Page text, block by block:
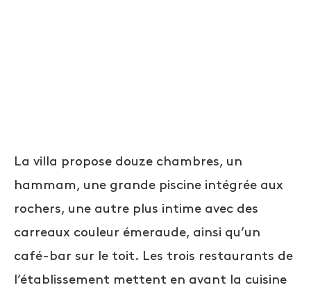
La villa propose douze chambres, un
hammam, une grande piscine intégrée aux
rochers, une autre plus intime avec des
carreaux couleur émeraude, ainsi qu’un
café-bar sur le toit. Les trois restaurants de
l’établissement mettent en avant la cuisine